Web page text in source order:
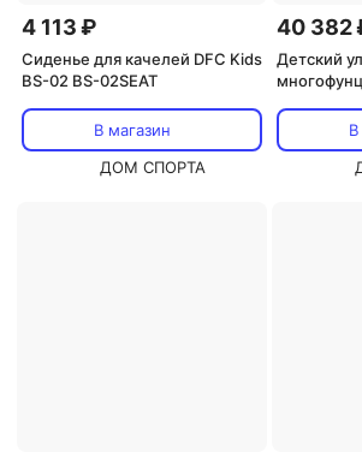
4 113 ₽
Сиденье для качелей DFC Kids
BS-02 BS-02SEAT
В магазин
ДОМ СПОРТА
40 382
Детский
В